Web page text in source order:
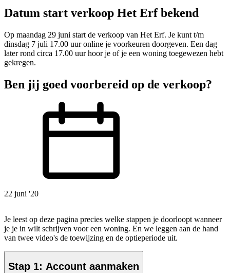
Datum start verkoop Het Erf bekend
Op maandag 29 juni start de verkoop van Het Erf. Je kunt t/m
dinsdag 7 juli 17.00 uur online je voorkeuren doorgeven. Een dag
later rond circa 17.00 uur hoor je of je een woning toegewezen hebt
gekregen.
Ben jij goed voorbereid op de verkoop?
22 juni '20
Je leest op deze pagina precies welke stappen je doorloopt wanneer
je je in wilt schrijven voor een woning. En we leggen aan de hand
van twee video's de toewijzing en de optieperiode uit.
Stap 1: Account aanmaken